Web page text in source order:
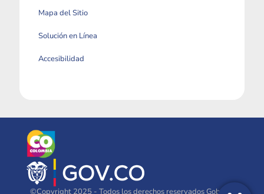
Mapa del Sitio
Solución en Línea
Accesibilidad
©Copyright 2025 - Todos los derechos reservados Gobierno